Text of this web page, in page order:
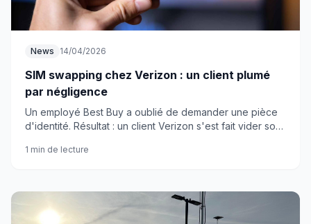
News 14/04/2026
SIM swapping chez Verizon : un client plumé
par négligence
Un employé Best Buy a oublié de demander une pièce
d'identité. Résultat : un client Verizon s'est fait vider son
1 min de lecture